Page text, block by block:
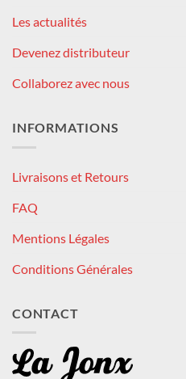
Les actualités
Devenez distributeur
Collaborez avec nous
INFORMATIONS
Livraisons et Retours
FAQ
Mentions Légales
Conditions Générales
CONTACT